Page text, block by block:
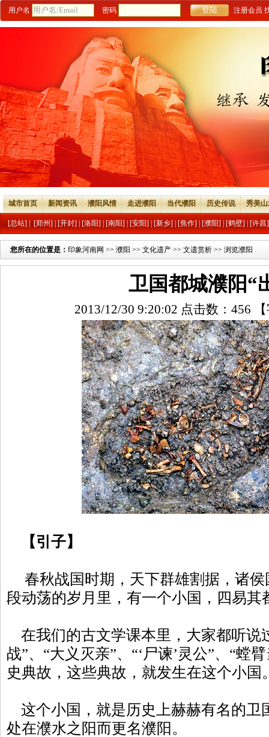
用户名 密码 注册会员
城市首页 新闻资讯 濮阳风情 走进濮阳 当代濮阳 历史传说 秀美
[总站] [郑州] [开封] [洛阳] [南阳] [安阳] [新乡] [焦作] [濮阳] [鹤壁] [许昌]
您所在的位置是： 印象河南网 >> 濮阳 >> 文化遗产 >> 文遗赏析 >> 浏览濮阳
卫国都城濮阳“
2013/12/30 9:20:02 点击数：456
【引子】
春秋战国时期，天下群雄割据，诸侯
段动荡的岁月里，有一个小国，四易其
在我们的古文学课本里，大家都听说
战”、“大义灭亲”、“‘尸谏’灵公”、“螳
史典故，这些典故，就发生在这个小国
这个小国，就是历史上赫赫有名的卫
处在濮水之阳而更名濮阳。